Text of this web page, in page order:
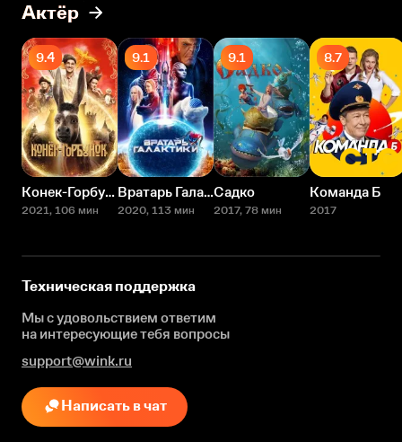
Актёр
9.4
Конек-Горбунок
2021, 106 мин
9.1
Вратарь Галактики
2020, 113 мин
9.1
Садко
2017, 78 мин
8.7
Команда Б
2017
Техническая поддержка
Мы с удовольствием ответим
на интересующиетебя вопросы
support@wink.ru
Написать в чат